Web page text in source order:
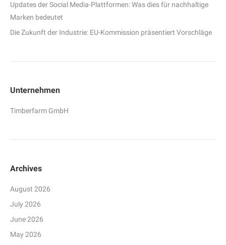
Updates der Social Media-Plattformen: Was dies für nachhaltige
Marken bedeutet
Die Zukunft der Industrie: EU-Kommission präsentiert Vorschläge
Unternehmen
Timberfarm GmbH
Archives
August 2026
July 2026
June 2026
May 2026